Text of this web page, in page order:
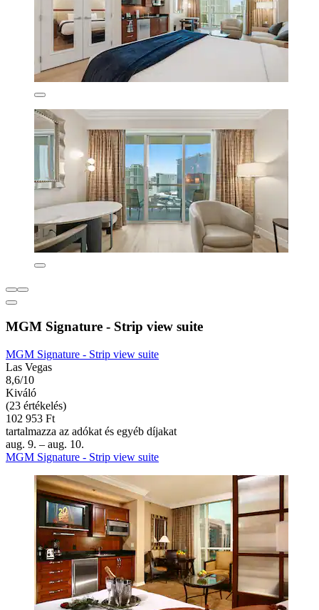
MGM Signature - Strip view suite
MGM Signature - Strip view suite
Las Vegas
8,6/10
Kiváló
(23 értékelés)
102 953 Ft
tartalmazza az adókat és egyéb díjakat
aug. 9. – aug. 10.
MGM Signature - Strip view suite